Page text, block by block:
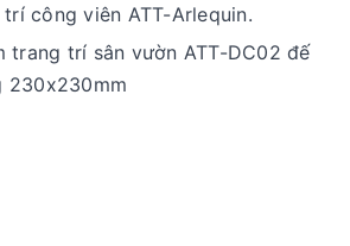
công viên ATT-Arlequin.
trang trí sân vườn ATT-DC02 đế
230x230mm